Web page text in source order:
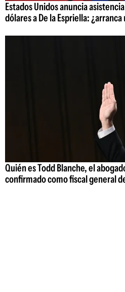
Estados Unidos anuncia
dólares a De la Espriella:
Quién es Todd Blanche, el
confirmado como fiscal general